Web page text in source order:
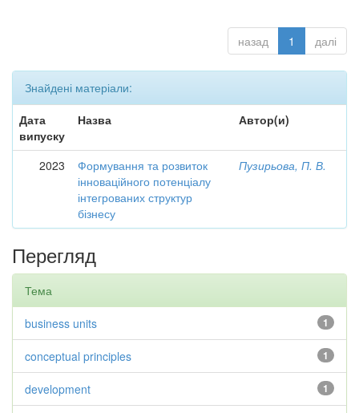
назад 1 далі
Знайдені матеріали:
Дата
випуску
Назва Автор(и)
2023
Формування та розвиток
інноваційного потенціалу
інтегрованих структур
бізнесу
Пузирьова, П. В.
Перегляд
Тема
1
business units
1
conceptual principles
1
development